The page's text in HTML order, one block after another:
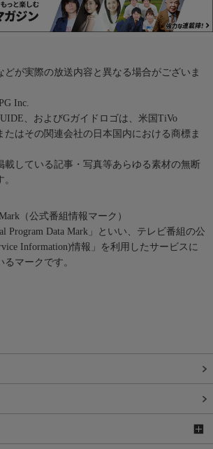
どが実際の放送内容と異なる場合がございま
Inc.
、およびGガイドロゴは、米国TiVo
たはその関連会社の日本国内における商標ま
載している記事・写真等あらゆる素材の無断
（公式番組情報マーク）
Program Data Mark」といい、テレビ番組の公
Information)情報」を利用したサービスに
マークです。